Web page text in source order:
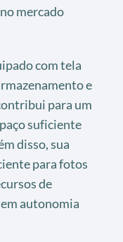
mercado
com tela
e
para um
suficiente
disso, sua
para fotos
de
autonomia